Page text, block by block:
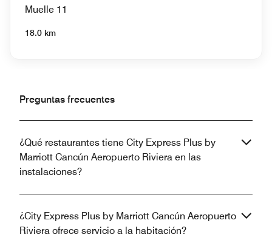
Muelle 11
18.0 km
Preguntas frecuentes
¿Qué restaurantes tiene City Express Plus by
Marriott Cancún Aeropuerto Riviera en las
instalaciones?
¿City Express Plus by Marriott Cancún Aeropuerto
Riviera ofrece servicio a la habitación?